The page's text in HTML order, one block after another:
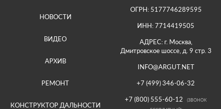
НОВОСТИ
ВИДЕО
АРХИВ
РЕМОНТ
КОНСТРУКТОР ДАЛЬНОСТИ
ОГРН: 5177746289595
ИНН: 7714419505
АДРЕС: г. Москва,
Дмитровское шоссе, д. 9 стр. 3
INFO@ARGUT.NET
+7 (499) 346-06-32
+7 (800) 555-60-12
(ЗВОНОК